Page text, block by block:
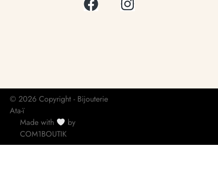
© 2026 Copyright - Bijouterie
Ata-ï
Made with
by
COM1BOUTIK